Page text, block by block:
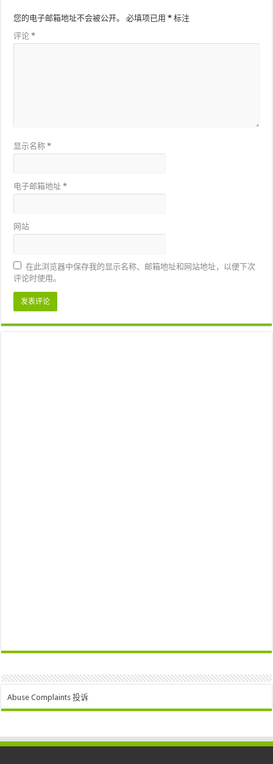
您的电子邮箱地址不会被公开。 必填项已用* 标注
评论*
显示名称*
电子邮箱地址*
网站
在此浏览器中保存我的显示名称、邮箱地址和网站地址，以便下次
评论时使用。
Abuse Complaints 投诉